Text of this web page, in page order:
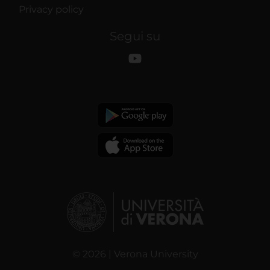
Privacy policy
Segui su
© 2026 | Verona University